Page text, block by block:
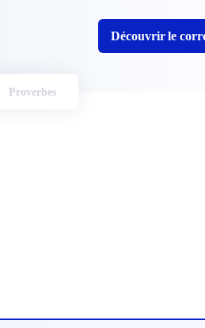
Découvrir le
Proverbes